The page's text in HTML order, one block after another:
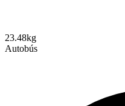
23.48kg
Autobús